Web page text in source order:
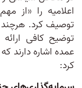
اعلامیه را «از
توصیف کرد. هرچند
توضیح کافی
عمده اشاره دارند
کرد: